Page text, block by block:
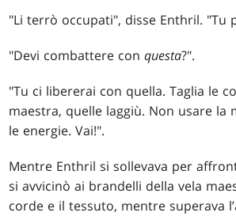
"Li terrò occupati", disse Enthril. "Tu
"Devi combattere conquesta?".
"Tu ci libererai con quella. Taglia le
maestra, quelle laggiù. Non usare la
le energie. Vai!".
Mentre Enthril si sollevava per
si avvicinò ai brandelli della vela
corde e il tessuto, mentre superava